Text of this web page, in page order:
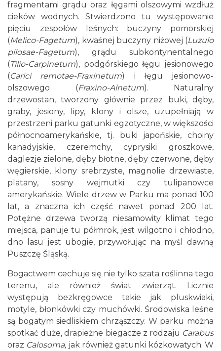
fragmentami grądu oraz łęgami olszowymi wzdłuż
cieków wodnych. Stwierdzono tu występowanie
pięciu zespołów leśnych: buczyny pomorskiej
(Melico-Fagetum), kwaśnej buczyny niżowej (Luzulo
pilosae-Fagetum), grądu subkontynentalnego
(Tilio-Carpinetum), podgórskiego łęgu jesionowego
(Carici remotae-Fraxinetum) i łęgu jesionowo-
olszowego (Fraxino-Alnetum). Naturalny
drzewostan, tworzony głównie przez buki, dęby,
graby, jesiony, lipy, klony i olsze, uzupełniają w
przestrzeni parku gatunki egzotyczne, w większości
północnoamerykańskie, tj. buki japońskie, choiny
kanadyjskie, czeremchy, cyprysiki groszkowe,
daglezje zielone, dęby błotne, dęby czerwone, dęby
węgierskie, klony srebrzyste, magnolie drzewiaste,
platany, sosny wejmutki czy tulipanowce
amerykańskie. Wiele drzew w Parku ma ponad 100
lat, a znaczna ich część nawet ponad 200 lat.
Potężne drzewa tworzą niesamowity klimat tego
miejsca, panuje tu półmrok, jest wilgotno i chłodno,
dno lasu jest ubogie, przywołując na myśl dawną
Puszczę Śląską.
Bogactwem cechuje się nie tylko szata roślinna tego
terenu, ale również świat zwierząt. Licznie
występują bezkręgowce takie jak pluskwiaki,
motyle, błonkówki czy muchówki. Środowiska leśne
są bogatym siedliskiem chrząszczy. W parku można
spotkać duże, drapieżne biegacze z rodzaju Carabus
oraz Calosoma, jak również gatunki kózkowatych. W